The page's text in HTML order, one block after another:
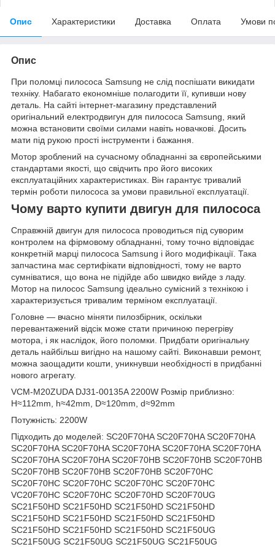
Опис Характеристики Доставка Оплата Умови
Опис
При поломці пилососа Samsung не слід поспішати викидати
техніку. Набагато економніше полагодити її, купивши нову
деталь. На сайті інтернет-магазину представлений
оригінальний електродвигун для пилососа Samsung, який
можна встановити своїми силами навіть новачкові. Досить
мати під рукою прості інструменти і бажання.
Мотор зроблений на сучасному обладнанні за європейськими
стандартами якості, що свідчить про його високих
експлуатаційних характеристиках. Він гарантує тривалий
термін роботи пилососа за умови правильної експлуатації.
Чому варто купити двигун для пилососа
Справжній двигун для пилососа проводиться під суворим
контролем на фірмовому обладнанні, тому точно відповідає
конкретній марці пилососа Samsung і його модифікації. Така
запчастина має сертифікати відповідності, тому не варто
сумніватися, що вона не підійде або швидко вийде з ладу.
Мотор на пилосос Samsung ідеально сумісний з технікою і
характеризується тривалим терміном експлуатації.
Головне — вчасно міняти пилозбірник, оскільки
перевантажений відсік може стати причиною перегріву
мотора, і як наслідок, його поломки. Придбати оригінальну
деталь найбільш вигідно на нашому сайті. Виконавши ремонт,
можна заощадити кошти, уникнувши необхідності в придбанні
нового агрегату.
VCM-M20ZUDA DJ31-00135A 2200W Розмір приблизно:
H≈112mm, h≈42mm, D≈120mm, d≈92mm
Потужність: 2200W
Підходить до моделей: SC20F70HA SC20F70HA SC20F70HA
SC20F70HA SC20F70HA SC20F70HA SC20F70HA SC20F70HA
SC20F70HA SC20F70HA SC20F70HB SC20F70HB SC20F70HB
SC20F70HB SC20F70HB SC20F70HB SC20F70HC
SC20F70HC SC20F70HC SC20F70HC SC20F70HC
VC20F70HC SC20F70HC SC20F70HD SC20F70UG
SC21F50HD SC21F50HD SC21F50HD SC21F50HD
SC21F50HD SC21F50HD SC21F50HD SC21F50HD
SC21F50HD SC21F50HD SC21F50HD SC21F50UG
SC21F50UG SC21F50UG SC21F50UG SC21F50UG